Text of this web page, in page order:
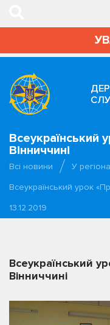
Всеукраїнський
Вінниччині
Всі новини
У
Всеукраїнський урок
13.12.2019
Всеукраїнський
Вінниччині